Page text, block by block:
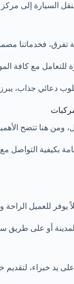
السيارة إلى
تفرق، فخدماتنا
للتعامل مع كافة
دعائي جذاب،
ومن هنا تتضح
بكيفية
للعميل الراحة
أو على
يد خبراء، لتقديم